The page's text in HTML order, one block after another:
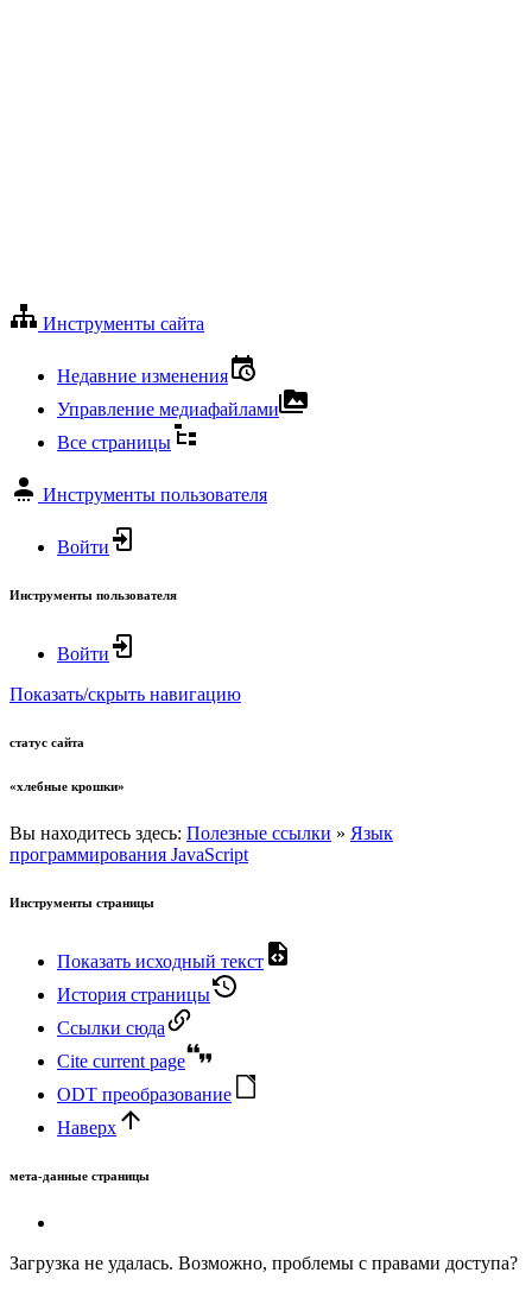
Инструменты сайта
Недавние изменения
Управление медиафайлами
Все страницы
Инструменты пользователя
Войти
Инструменты пользователя
Войти
Показать/скрыть навигацию
статус сайта
«хлебные крошки»
Вы находитесь здесь: Полезные ссылки » Язык
программирования JavaScript
Инструменты страницы
Показать исходный текст
История страницы
Ссылки сюда
Cite current page
ODT преобразование
Наверх
мета-данные страницы
Загрузка не удалась. Возможно, проблемы с правами доступа?